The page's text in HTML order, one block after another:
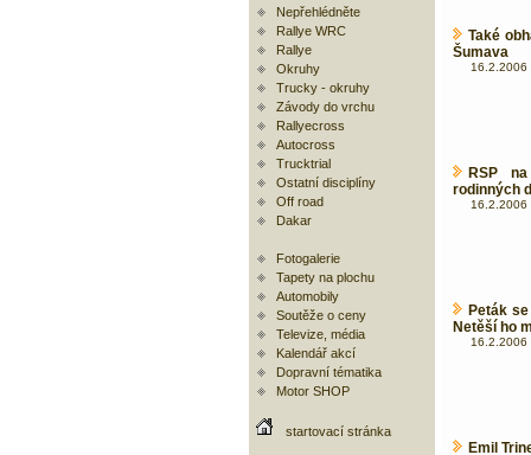
Nepřehlédněte
Rallye WRC
Rallye
Okruhy
Trucky - okruhy
Závody do vrchu
Rallyecross
Autocross
Trucktrial
Ostatní disciplíny
Off road
Dakar
Fotogalerie
Tapety na plochu
Automobily
Soutěže o ceny
Televize, média
Kalendář akcí
Dopravní tématika
Motor SHOP
startovací stránka
Také
Šumava
16.2.2006
RSP
rodinných
16.2.2006
Peták
Netěší ho
16.2.2006
Emil